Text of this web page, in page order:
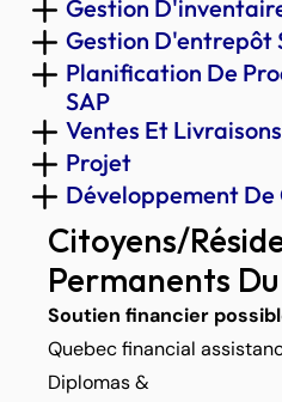
Citoyens/
Permanents
Soutien financier
Quebec financial
Diplomas &
Gestion
Gestion D'entrepôt
Ventes Et
Planification De
SAP
Développement
Projet